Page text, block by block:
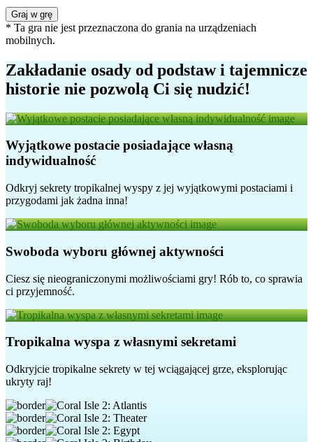
Graj w grę
* Ta gra nie jest przeznaczona do grania na urządzeniach
mobilnych.
Zakładanie osady od podstaw i tajemnicze
historie nie pozwolą Ci się nudzić!
Wyjątkowe postacie posiadające własną
indywidualność
Odkryj sekrety tropikalnej wyspy z jej wyjątkowymi postaciami i
przygodami jak żadna inna!
Swoboda wyboru głównej aktywności
Ciesz się nieograniczonymi możliwościami gry! Rób to, co sprawia
ci przyjemność.
Tropikalna wyspa z własnymi sekretami
Odkryjcie tropikalne sekrety w tej wciągającej grze, eksplorując
ukryty raj!